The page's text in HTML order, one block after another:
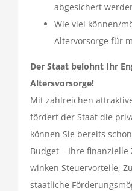
abgesichert
Wie viel können/
Altervorsorge für
Der Staat belohnt Ihr
Altersvorsorge!
Mit zahlreichen
fördert der Staat die
können Sie bereits
Budget – Ihre
winken Steuervorteile,
staatliche